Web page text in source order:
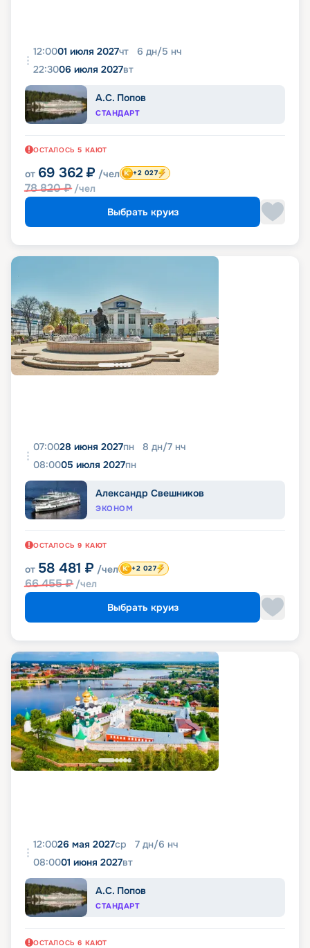
12:0001 июля 2027чт 6 дн/5 нч
22:3006 июля 2027вт
А.С. Попов
СТАНДАРТ
ОСТАЛОСЬ 5 КАЮТ
от 69 362 ₽ /чел
78 820₽ /чел
+2 027
Выбрать круиз
07:0028 июня 2027пн 8 дн/7 нч
08:0005 июля 2027пн
Александр Свешников
ЭКОНОМ
ОСТАЛОСЬ 9 КАЮТ
от 58 481 ₽ /чел
66 455₽ /чел
+2 027
Выбрать круиз
12:0026 мая 2027ср 7 дн/6 нч
08:0001 июня 2027вт
А.С. Попов
СТАНДАРТ
ОСТАЛОСЬ 6 КАЮТ